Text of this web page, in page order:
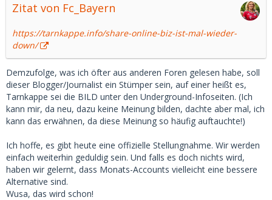
Zitat von Fc_Bayern
https://tarnkappe.info/share-online-biz-ist-mal-wieder-
down/
Demzufolge, was ich öfter aus anderen Foren gelesen habe, soll
dieser Blogger/Journalist ein Stümper sein, auf einer heißt es,
Tarnkappe sei die BILD unter den Underground-Infoseiten. (Ich
kann mir, da neu, dazu keine Meinung bilden, dachte aber mal, ich
kann das erwähnen, da diese Meinung so häufig auftauchte!)
Ich hoffe, es gibt heute eine offizielle Stellungnahme. Wir werden
einfach weiterhin geduldig sein. Und falls es doch nichts wird,
haben wir gelernt, dass Monats-Accounts vielleicht eine bessere
Alternative sind.
Wusa, das wird schon!